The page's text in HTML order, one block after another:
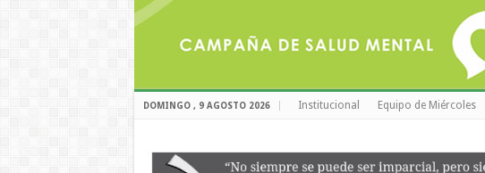
DOMINGO , 9 AGOSTO 2026 Institucional Equipo de Miércoles